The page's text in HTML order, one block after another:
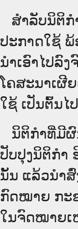
ສໍາລັບນິຕິກໍ
ປະກາດໃຊ້
ນໍາເອົາໄປລົ
ໂຄສະນາເຜີ
ໃຊ້ ເປັນຕົ້ນໄ
ນິ​ຕິ​ກຳ​ທີ່​ມີ​
ປັບ​ປຸງນິ​ຕິ​ກຳ
ນັ້ນ ແລ້ວນໍາ
ກົດໝາຍ ກະ
ໃນ​ຈົດ​ໝາຍ​ເ